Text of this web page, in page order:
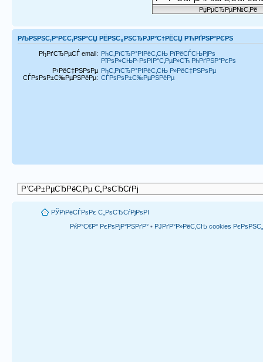
РЉРЅРЅС‚Р°РЄС‚РЅР°СЏ РЁРЅС„РЅСЂРЈР°С†РЁСЏ РЋРҐРЅР°РЄРЅ
РђРґСЂРµСЃ email: РћС‚РїСЂР°РІРёС‚СЊ РїРёСЃСЊРјРѕ
РїРѕР»СЊР·РѕРІР°С‚РµР»СЋ РћРґРЅР°РєРѕ
Р›РёС‡РЅРѕРµ
СЃРѕРѕР±С‰РµРЅРёРµ:
РћС‚РїСЂР°РІРёС‚СЊ Р»РёС‡РЅРѕРµ
СЃРѕРѕР±С‰РµРЅРёРµ
РЎРїРёСЃРѕРє С„РѕСЂСѓРјРѕРІ
РќР°С€Р° РєРѕРјР°РЅРґР° • РЈРґР°Р»РёС‚СЊ cookies